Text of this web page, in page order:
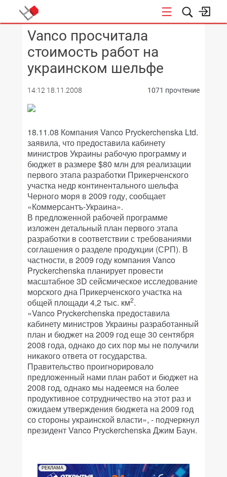
КОНФЕРЕНЦИИ
Vanco просчитала
стоимость работ на
украинском шельфе
14:12 18.11.2008 1071 прочтение
18.11.08 Компания Vanco Prуckerchenska Ltd.
заявила, что предоставила кабинету
министров Украины рабочую программу и
бюджет в размере $80 млн для реализации
первого этапа разработки Прикерченского
участка недр континентального шельфа
Черного моря в 2009 году, сообщает
«Коммерсантъ-Украина».
В предложенной рабочей программе
изложен детальный план первого этапа
разработки в соответствии с требованиями
соглашения о разделе продукции (СРП). В
частности, в 2009 году компания Vanco
Prуckerchenska планирует провести
масштабное 3D сейсмическое исследование
морского дна Прикерченского участка на
общей площади 4,2 тыс. км2.
«Vanco Prуckerchenska предоставила
кабинету министров Украины разработанный
план и бюджет на 2009 год еще 30 сентября
2008 года, однако до сих пор мы не получили
никакого ответа от государства.
Правительство проигнорировало
предложенный нами план работ и бюджет на
2008 год, однако мы надеемся на более
продуктивное сотрудничество на этот раз и
ожидаем утверждения бюджета на 2009 год
со стороны украинской власти», - подчеркнул
президент Vanco Prуckerchenska Джим Баун.
РЕКЛАМА